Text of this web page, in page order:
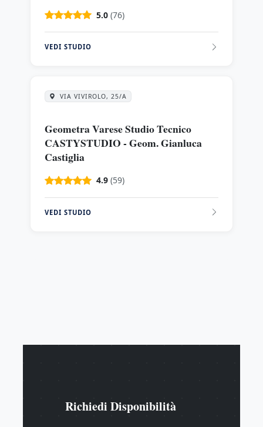
5.0 (76)
VEDI STUDIO
VIA VIVIROLO, 25/A
Geometra Varese Studio Tecnico
CASTYSTUDIO - Geom. Gianluca
Castiglia
4.9 (59)
VEDI STUDIO
Richiedi Disponibilità